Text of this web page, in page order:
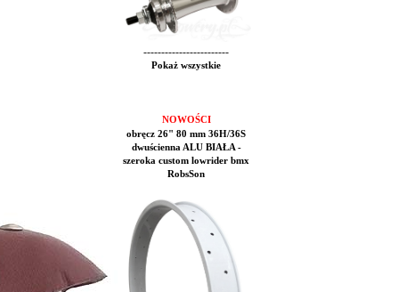
------------------------
Pokaż wszystkie
NOWOŚCI
obręcz 26" 80 mm 36H/36S
dwuścienna ALU BIAŁA -
szeroka custom lowrider bmx
RobsSon